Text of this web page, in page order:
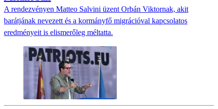
A rendezvényen Matteo Salvini üzent Orbán Viktornak, akit
barátjának nevezett és a kormányfő migrációval kapcsolatos
eredményeit is elismerőleg méltatta.